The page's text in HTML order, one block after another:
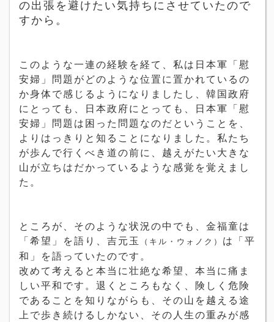
の出張を避けたい気持ちにさせていたので
すから。
このような一連の経験を経て、私は日本軍「慰
安婦」問題がどのような位置に置かれているの
か身体で感じるようになりましたし、韓国政府
にとっても、日本政府にとっても、日本軍「慰
安婦」問題は困った問題なのだということを、
よりはっきりと知ることになりました。私たち
が歩んで行くべき道の前に、越えがたい大きな
山が立ちはだかっているような感覚を覚えまし
た。
ところが、そのような状況の中でも、金福童は
「希望」を語り、吉元玉
（キル・ウォノク） は「平
和」を語っていたのです。
改めて考えると本当に壮絶な希望、本当に痛ま
しい平和です。退くところもなく、険しく危険
であることを知りながらも、その山を越える途
上で歩き続けるしかない、その人生の重みが感